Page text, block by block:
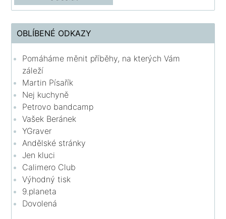
OBLÍBENÉ ODKAZY
Pomáháme měnit příběhy, na kterých Vám
záleží
Martin Písařík
Nej kuchyně
Petrovo bandcamp
Vašek Beránek
YGraver
Andělské stránky
Jen kluci
Calimero Club
Výhodný tisk
9.planeta
Dovolená